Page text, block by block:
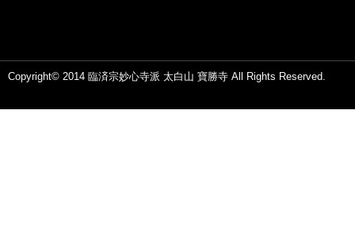
Copyright© 2014 臨済宗妙心寺派 太白山 寶勝寺 All Rights Reserved.